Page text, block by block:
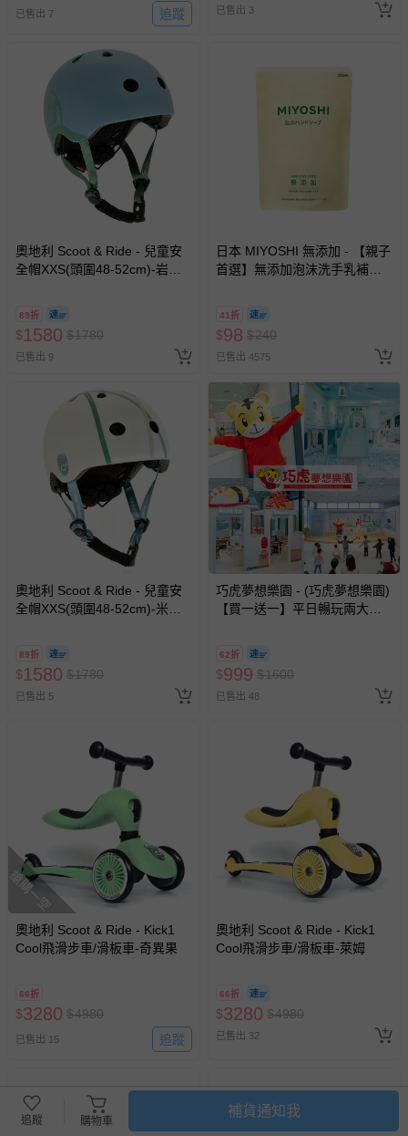
已售出 7 追蹤 已售出 3
奧地利 Scoot & Ride - 兒童安
全帽XXS(頭圍48-52cm)-岩石
89折
$1580 $1780
已售出 9
日本 MIYOSHI 無添加 - 【親子
首選】無添加泡沫洗手乳補充
41折
$98 $240
已售出 4575
奧地利 Scoot & Ride - 兒童安
全帽XXS(頭圍48-52cm)-米白
89折
$1580 $1780
已售出 5
巧虎夢想樂園 - (巧虎夢想樂園)
【買一送一】平日暢玩兩大一
2026/10/16 正券逾期視同現金
券使用
62折
$999 $1600
已售出 48
搶購一空
奧地利 Scoot & Ride - Kick1
Cool飛滑步車/滑板車-奇異果
66折
$3280 $4980
已售出 15 追蹤
奧地利 Scoot & Ride - Kick1
Cool飛滑步車/滑板車-萊姆
66折
$3280 $4980
已售出 32
追蹤 購物車
補貨通知我